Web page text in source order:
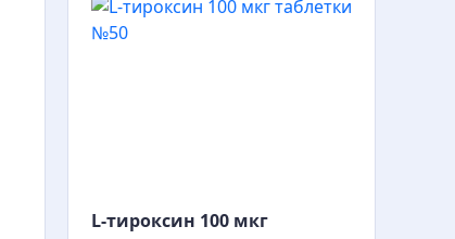
L-тироксин 100 мкг